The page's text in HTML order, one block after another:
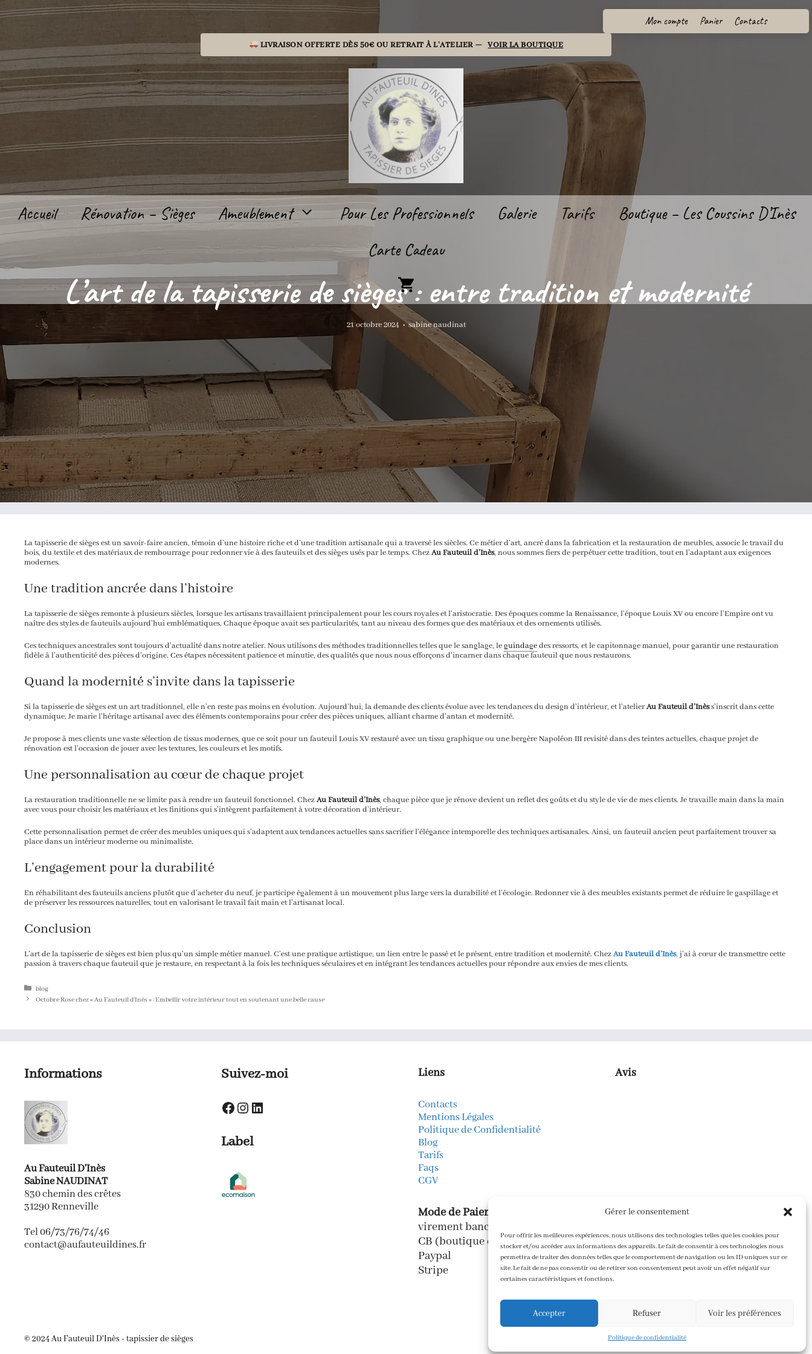
Gérer le consentement
Pour offrir les meilleures expériences, nous utilisons des technologies telles que les cookies pour
stocker et/ou accéder aux informations des appareils. Le fait de consentir à ces technologies nous
permettra de traiter des données telles que le comportement de navigation ou les ID uniques sur ce
site. Le fait de ne pas consentir ou de retirer son consentement peut avoir un effet négatif sur
certaines caractéristiques et fonctions.
Accepter Refuser Voir les préférences
Politique de confidentialité
au
Mon compte Panier Contacts
LIVRAISON OFFERTE DÈS 50€ OU RETRAIT À L'ATELIER — VOIR LA BOUTIQUE
Accueil Rénovation – Sièges Ameublement Pour Les Professionnels Galerie Tarifs
Boutique – Les Coussins D’Inès
Carte Cadeau
L’art de la tapisserie de sièges : entre tradition et modernité
21 octobre 2024 • sabine naudinat
La tapisserie de sièges est un savoir-faire ancien, témoin d’une histoire riche et d’une tradition artisanale qui a traversé les siècles. Ce métier d’art, ancré dans la fabrication et la restauration de meubles, associe le travail du
bois, du textile et des matériaux de rembourrage pour redonner vie à des fauteuils et des sièges usés par le temps. ChezAu Fauteuil d’Inès, nous sommes fiers de perpétuer cette tradition, tout en l’adaptant aux exigences
modernes.
Une tradition ancrée dans l’histoire
La tapisserie de sièges remonte à plusieurs siècles, lorsque les artisans travaillaient principalement pour les cours royales et l’aristocratie. Des époques comme la Renaissance, l’époque Louis XV ou encore l’Empire ont vu
naître des styles de fauteuils aujourd’hui emblématiques. Chaque époque avait ses particularités, tant au niveau des formes que des matériaux et des ornements utilisés.
Ces techniques ancestrales sont toujours d’actualité dans notre atelier. Nous utilisons des méthodes traditionnelles telles que le sanglage, leguindagedes ressorts, et le capitonnage manuel, pour garantir une restauration
fidèle à l’authenticité des pièces d’origine. Ces étapes nécessitent patience et minutie, des qualités que nous nous efforçons d’incarner dans chaque fauteuil que nous restaurons.
Quand la modernité s’invite dans la tapisserie
Si la tapisserie de sièges est un art traditionnel, elle n’en reste pas moins en évolution. Aujourd’hui, la demande des clients évolue avec les tendances du design d’intérieur, et l’atelierAu Fauteuil d’Inèss’inscrit dans cette
dynamique. Je marie l’héritage artisanal avec des éléments contemporains pour créer des pièces uniques, alliant charme d’antan et modernité.
Je propose à mes clients une vaste sélection de tissus modernes, que ce soit pour un fauteuil Louis XV restauré avec un tissu graphique ou une bergère Napoléon III revisité dans des teintes actuelles, chaque projet de
rénovation est l’occasion de jouer avec les textures, les couleurs et les motifs.
Une personnalisation au cœur de chaque projet
La restauration traditionnelle ne se limite pas à rendre un fauteuil fonctionnel. ChezAu Fauteuil d’Inès, chaque pièce que je rénove devient un reflet des goûts et du style de vie de mes clients. Je travaille main dans la main
avec vous pour choisir les matériaux et les finitions qui s’intègrent parfaitement à votre décoration d’intérieur.
Cette personnalisation permet de créer des meubles uniques qui s’adaptent aux tendances actuelles sans sacrifier l’élégance intemporelle des techniques artisanales. Ainsi, un fauteuil ancien peut parfaitement trouver sa
place dans un intérieur moderne ou minimaliste.
L’engagement pour la durabilité
En réhabilitant des fauteuils anciens plutôt que d’acheter du neuf, je participe également à un mouvement plus large vers la durabilité et l’écologie. Redonner vie à des meubles existants permet de réduire le gaspillage et
de préserver les ressources naturelles, tout en valorisant le travail fait main et l’artisanat local.
Conclusion
L’art de la tapisserie de sièges est bien plus qu’un simple métier manuel. C’est une pratique artistique, un lien entre le passé et le présent, entre tradition et modernité. ChezAu Fauteuil d’Inès, j’ai à cœur de transmettre cette
passion à travers chaque fauteuil que je restaure, en respectant à la fois les techniques séculaires et en intégrant les tendances actuelles pour répondre aux envies de mes clients.
Catégories
blog
Octobre Rose chez « Au Fauteuil d’Inès » : Embellir votre intérieur tout en soutenant une belle cause
Informations
Au Fauteuil D'Inès
Sabine NAUDINAT
830 chemin des crêtes
31290 Renneville
Tel 06/73/76/74/46
contact@aufauteuildines.fr
Suivez-moi
Facebook
Instagram
LinkedIn
Label
Liens
Contacts
Mentions Légales
Politique de Confidentialité
Blog
Tarifs
Faqs
CGV
Mode de Paiements
virement bancaire
CB (boutique en ligne)
Paypal
Stripe
Avis
© 2024 Au Fauteuil D'Inès - tapissier de sièges